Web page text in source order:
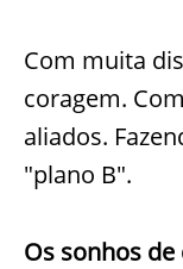
Com muita
coragem.
aliados.
"plano B".
Os sonhos